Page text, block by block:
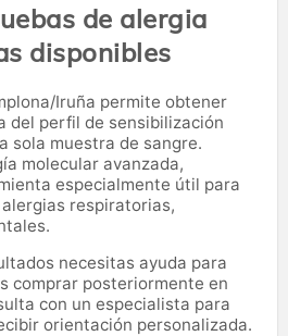
de alergia
disponibles
Iruña permite obtener
del perfil de sensibilización
sola muestra de sangre.
molecular avanzada,
especialmente útil para
respiratorias,
necesitas ayuda para
comprar posteriormente en
con un especialista para
orientación personalizada.